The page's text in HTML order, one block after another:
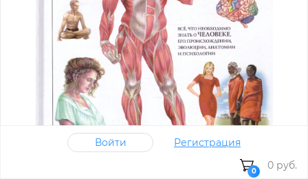
Войти Регистрация
0 0 руб.